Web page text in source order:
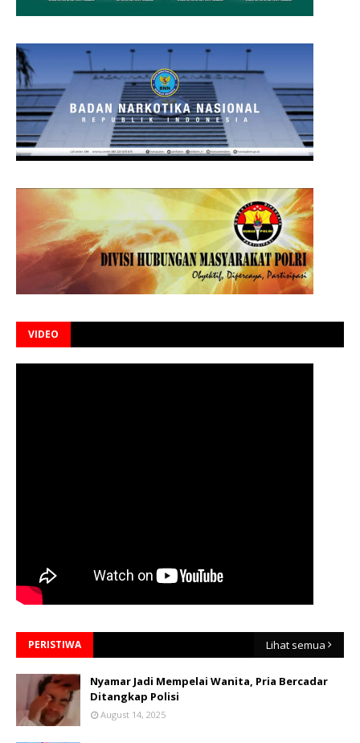
VIDEO
PERISTIWA Lihat semua
Nyamar Jadi Mempelai Wanita, Pria Bercadar
Ditangkap Polisi
August 14, 2025